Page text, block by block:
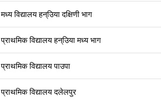
मध्य विद्यालय हन्उिया दक्षिणी भाग
प्राथमिक विद्यालय हन्उिया मध्य भाग
प्राथमिक विद्यालय पाउपा
प्राथमिक विद्यालय दलेलपुर